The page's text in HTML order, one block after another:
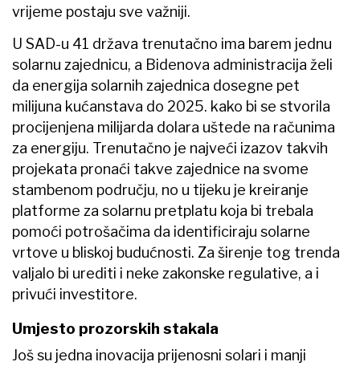
vrijeme postaju sve važniji.
U SAD-u 41 država trenutačno ima barem jednu
solarnu zajednicu, a Bidenova administracija želi
da energija solarnih zajednica dosegne pet
milijuna kućanstava do 2025. kako bi se stvorila
procijenjena milijarda dolara uštede na računima
za energiju. Trenutačno je najveći izazov takvih
projekata pronaći takve zajednice na svome
stambenom području, no u tijeku je kreiranje
platforme za solarnu pretplatu koja bi trebala
pomoći potrošačima da identificiraju solarne
vrtove u bliskoj budućnosti. Za širenje tog trenda
valjalo bi urediti i neke zakonske regulative, a i
privući investitore.
Umjesto prozorskih stakala
Još su jedna inovacija prijenosni solari i manji